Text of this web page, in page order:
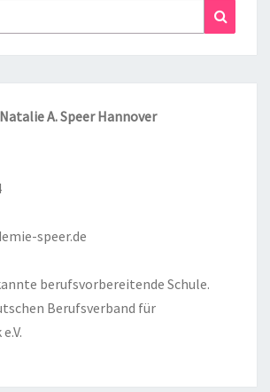
A. Speer Hannover
speer.de
berufsvorbereitende Schule.
Berufsverband für